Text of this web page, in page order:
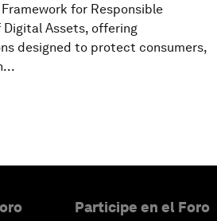
for Responsible
Digital Assets, offering
designed to protect consumers,
Participe en el Foro